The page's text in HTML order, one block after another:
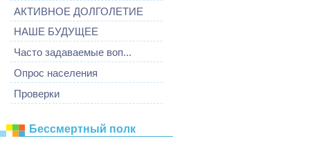
АКТИВНОЕ ДОЛГОЛЕТИЕ
НАШЕ БУДУЩЕЕ
Часто задаваемые воп...
Опрос населения
Проверки
Бессмертный полк